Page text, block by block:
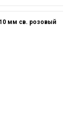
мм св. розовый